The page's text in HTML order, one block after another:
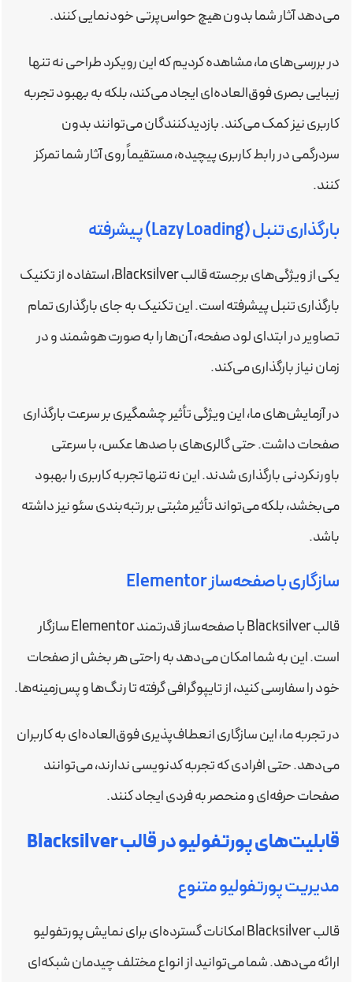
می‌دهد آثار شما بدون هیچ حواس‌پرتی خودنمایی کنند.
در بررسی‌های ما، مشاهده کردیم که این رویکرد طراحی نه تنها
زیبایی بصری فوق‌العاده‌ای ایجاد می‌کند، بلکه به بهبود تجربه
کاربری نیز کمک می‌کند. بازدیدکنندگان می‌توانند بدون
سردرگمی در رابط کاربری پیچیده، مستقیماً روی آثار شما تمرکز
کنند.
بارگذاری تنبل (Lazy Loading) پیشرفته
یکی از ویژگی‌های برجسته قالب Blacksilver، استفاده از تکنیک
بارگذاری تنبل پیشرفته است. این تکنیک به جای بارگذاری تمام
تصاویر در ابتدای لود صفحه، آن‌ها را به صورت هوشمند و در
زمان نیاز بارگذاری می‌کند.
در آزمایش‌های ما، این ویژگی تأثیر چشمگیری بر سرعت بارگذاری
صفحات داشت. حتی گالری‌های با صدها عکس، با سرعتی
باورنکردنی بارگذاری شدند. این نه تنها تجربه کاربری را بهبود
می‌بخشد، بلکه می‌تواند تأثیر مثبتی بر رتبه‌بندی سئو نیز داشته
باشد.
سازگاری با صفحه‌ساز Elementor
قالب Blacksilver با صفحه‌ساز قدرتمند Elementor سازگار
است. این به شما امکان می‌دهد به راحتی هر بخش از صفحات
خود را سفارسی کنید، از تایپوگرافی گرفته تا رنگ‌ها و پس‌زمینه‌ها.
در تجربه ما، این سازگاری انعطاف‌پذیری فوق‌العاده‌ای به کاربران
می‌دهد. حتی افرادی که تجربه کدنویسی ندارند، می‌توانند
صفحات حرفه‌ای و منحصر به فردی ایجاد کنند.
قابلیت‌های پورتفولیو در قالب Blacksilver
مدیریت پورتفولیو متنوع
قالب Blacksilver امکانات گسترده‌ای برای نمایش پورتفولیو
ارائه می‌دهد. شما می‌توانید از انواع مختلف چیدمان شبکه‌ای